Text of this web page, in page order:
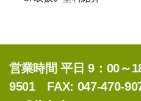
営業時間 平日 9：00～
9501 FAX: 047-470-